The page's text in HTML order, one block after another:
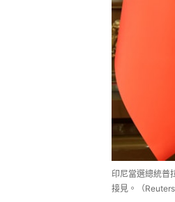
印尼當選總統普
接見。（Reuters